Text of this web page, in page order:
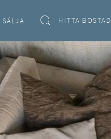
SÄLJA HITTA BOSTAD